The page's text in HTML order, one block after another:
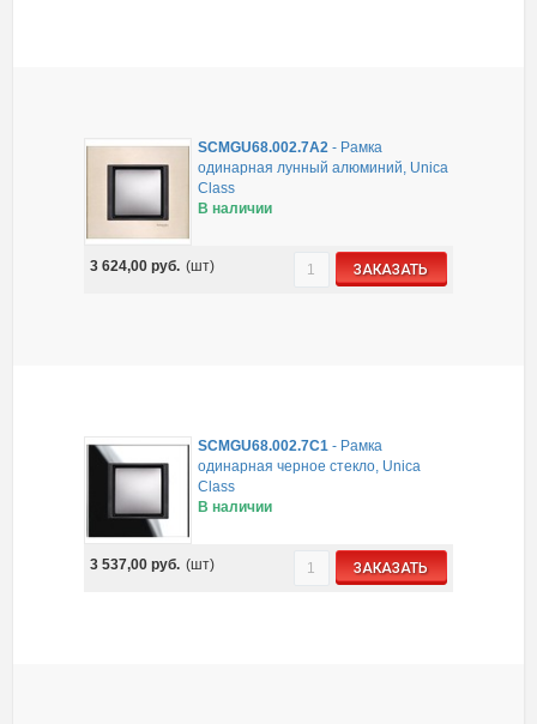
SCMGU68.002.7A2 - Рамка
одинарная лунный алюминий, Unica
Class
В наличии
3 624,00руб. (шт) ЗАКАЗАТЬ
SCMGU68.002.7C1 - Рамка
одинарная черное стекло, Unica
Class
В наличии
3 537,00руб. (шт) ЗАКАЗАТЬ